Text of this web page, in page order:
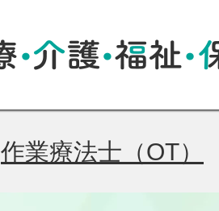
作業療法士（OT）